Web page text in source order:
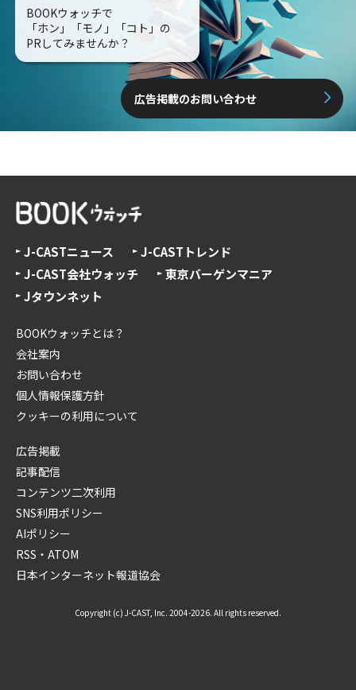
BOOKウォッチで
「ホン」「モノ」「コト」の
PRしてみませんか？
広告掲載のお問い合わせ
J-CASTニュース
J-CASTトレンド
J-CAST会社ウォッチ
東京バーゲンマニア
Jタウンネット
BOOKウォッチとは？
会社案内
お問い合わせ
個人情報保護方針
クッキーの利用について
広告掲載
記事配信
コンテンツ二次利用
SNS利用ポリシー
AIポリシー
RSS・ATOM
日本インターネット報道協会
Copyright (c) J-CAST, Inc. 2004-2026. All rights reserved.